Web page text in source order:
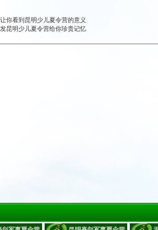
你看到昆明少儿夏令营的意义
昆明少儿夏令营给你珍贵记忆